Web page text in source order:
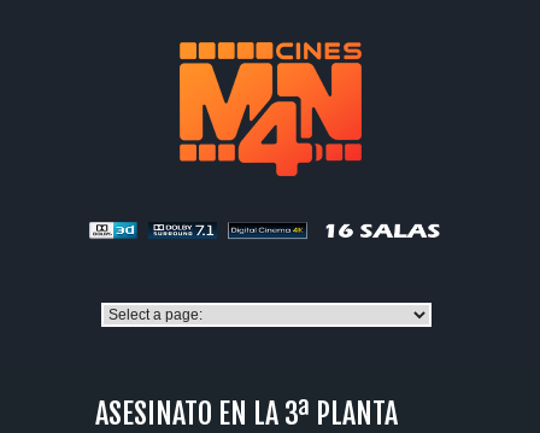
ASESINATO EN LA 3ª PLANTA